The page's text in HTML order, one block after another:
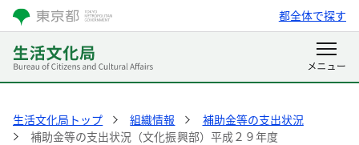
都全体で探す
生活文化局トップ 組織情報
補助金等の支出状況
補助金等の支出状況（文化振興部）平成２９年度